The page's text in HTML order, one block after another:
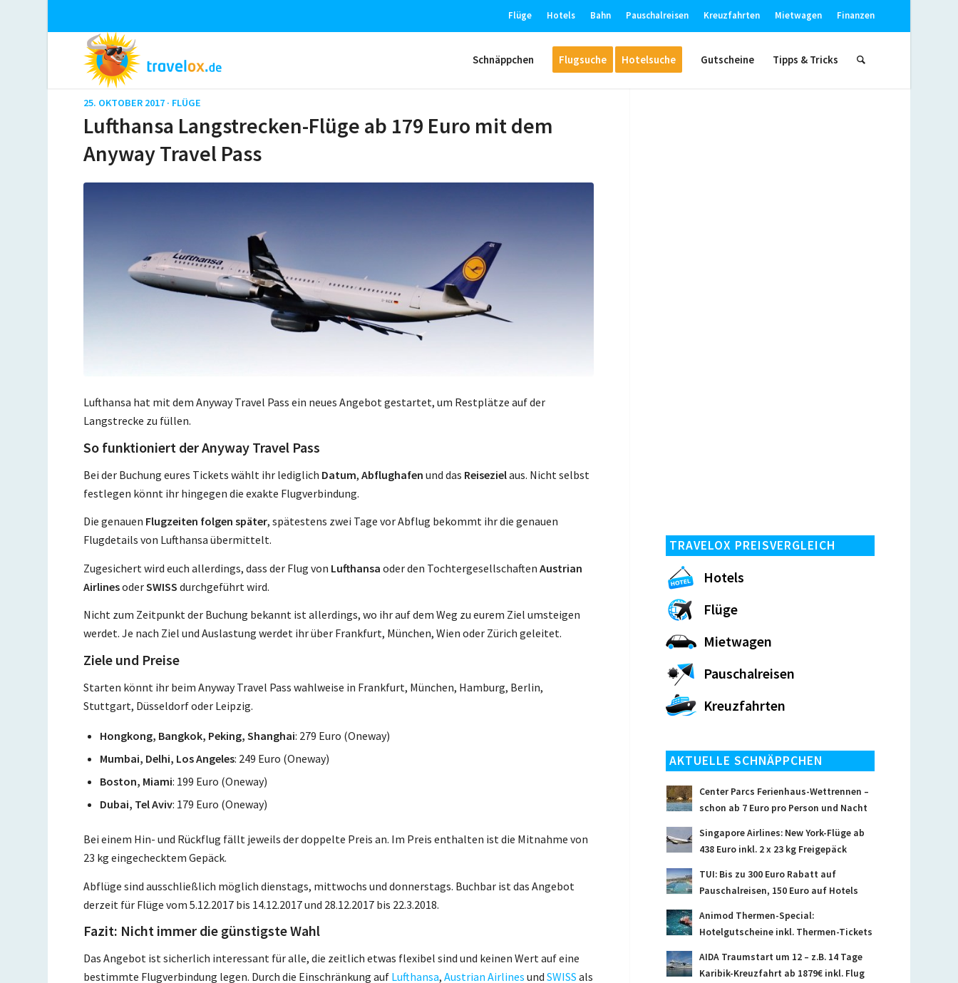
Flüge Hotels Bahn Pauschalreisen Kreuzfahrten Mietwagen Finanzen
Schnäppchen Flugsuche Hotelsuche Gutscheine Tipps & Tricks
25. OKTOBER 2017 · FLÜGE
Lufthansa Langstrecken-Flüge ab 179 Euro mit dem
Anyway Travel Pass
Lufthansa hat mit dem Anyway Travel Pass ein neues Angebot gestartet, um Restplätze auf der
Langstrecke zu füllen.
So funktioniert der Anyway Travel Pass
Bei der Buchung eures Tickets wählt ihr lediglich Datum,Abflughafen und das Reisezielaus. Nicht selbst
festlegen könnt ihr hingegen die exakte Flugverbindung.
Die genauen Flugzeiten folgen später, spätestens zwei Tage vor Abflug bekommt ihr die genauen
Flugdetails von Lufthansa übermittelt.
Zugesichert wird euch allerdings, dass der Flug von Lufthansa oder den TochtergesellschaftenAustrian
AirlinesoderSWISS durchgeführt wird.
Nicht zum Zeitpunkt der Buchung bekannt ist allerdings, wo ihr auf dem Weg zu eurem Ziel umsteigen
werdet. Je nach Ziel und Auslastung werdet ihr über Frankfurt, München, Wien oder Zürich geleitet.
Ziele und Preise
Starten könnt ihr beim Anyway Travel Pass wahlweise in Frankfurt, München, Hamburg, Berlin,
Stuttgart, Düsseldorf oder Leipzig.
Hongkong, Bangkok, Peking, Shanghai: 279 Euro (Oneway)
Mumbai, Delhi, Los Angeles: 249 Euro (Oneway)
Boston, Miami: 199 Euro (Oneway)
Dubai, Tel Aviv: 179 Euro (Oneway)
Bei einem Hin- und Rückflug fällt jeweils der doppelte Preis an. Im Preis enthalten ist die Mitnahme von
23 kg eingechecktem Gepäck.
Abflüge sind ausschließlich möglich dienstags, mittwochs und donnerstags. Buchbar ist das Angebot
derzeit für Flüge vom 5.12.2017 bis 14.12.2017 und 28.12.2017 bis 22.3.2018.
Fazit: Nicht immer die günstigste Wahl
Das Angebot ist sicherlich interessant für alle, die zeitlich etwas flexibel sind und keinen Wert auf eine
bestimmte Flugverbindung legen. Durch die Einschränkung auf Lufthansa,Austrian Airlines undSWISS als
TRAVELOX PREISVERGLEICH
Hotels
Flüge
Mietwagen
Pauschalreisen
Kreuzfahrten
AKTUELLE SCHNÄPPCHEN
Center Parcs Ferienhaus-Wettrennen –
schon ab 7 Euro pro Person und Nacht
Singapore Airlines: New York-Flüge ab
438 Euro inkl. 2 x 23 kg Freigepäck
TUI: Bis zu 300 Euro Rabatt auf
Pauschalreisen, 150 Euro auf Hotels
Animod Thermen-Special:
Hotelgutscheine inkl. Thermen-Tickets
AIDA Traumstart um 12 – z.B. 14 Tage
Karibik-Kreuzfahrt ab 1879€ inkl. Flug